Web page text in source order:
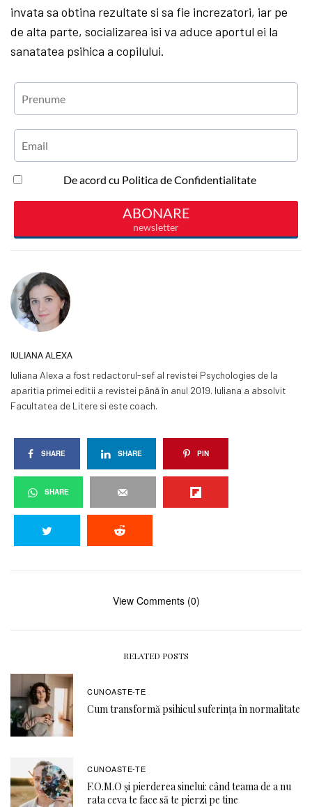
invata sa obtina rezultate si sa fie increzatori, iar pe
de alta parte, socializarea isi va aduce aportul ei la
sanatatea psihica a copilului.
IULIANA ALEXA
Iuliana Alexa a fost redactorul-sef al revistei Psychologies de la
aparitia primei editii a revistei până în anul 2019. Iuliana a absolvit
Facultatea de Litere si este coach.
SHARE SHARE PIN
SHARE
View Comments (0)
RELATED POSTS
CUNOASTE-TE
Cum transformă psihicul suferința în normalitate
CUNOASTE-TE
F.O.M.O şi pierderea sinelui: când teama de a nu
rata ceva te face să te pierzi pe tine